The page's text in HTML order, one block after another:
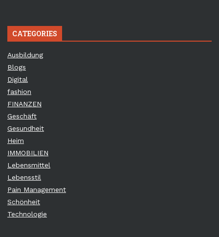
CATEGORIES
Ausbildung
Blogs
Digital
fashion
FINANZEN
Geschäft
Gesundheit
Heim
IMMOBILIEN
Lebensmittel
Lebensstil
Pain Management
Schönheit
Technologie